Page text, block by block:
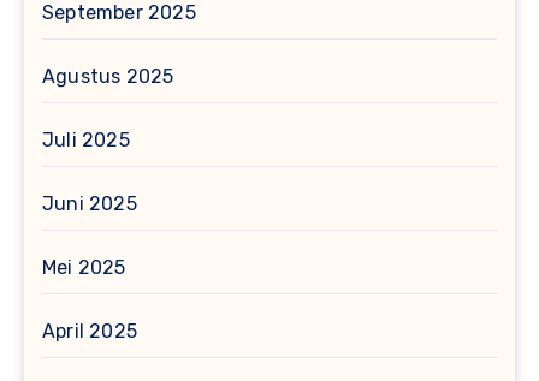
September 2025
Agustus 2025
Juli 2025
Juni 2025
Mei 2025
April 2025